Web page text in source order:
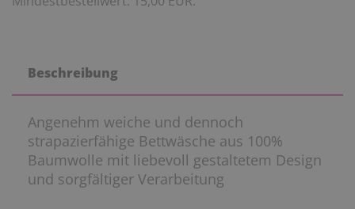
Beschreibung
Angenehm weiche und dennoch
strapazierfähige Bettwäsche aus 100%
Baumwolle mit liebevoll gestaltetem Design
und sorgfältiger Verarbeitung